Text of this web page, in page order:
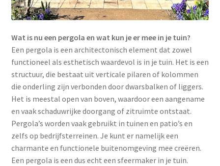
Wat is nu een pergola en wat kun je er mee in je tuin?
Een pergola is een architectonisch element dat zowel
functioneel als esthetisch waardevol is in je tuin. Het is een
structuur, die bestaat uit verticale pilaren of kolommen
die onderling zijn verbonden door dwarsbalken of liggers.
Het is meestal open van boven, waardoor een aangename
en vaak schaduwrijke doorgang of zitruimte ontstaat.
Pergola’s worden vaak gebruikt in tuinen en patio’s en
zelfs op bedrijfsterreinen. Je kunt er namelijk een
charmante en functionele buitenomgeving mee creëren.
Een pergola is een dus echt een sfeermaker in je tuin.